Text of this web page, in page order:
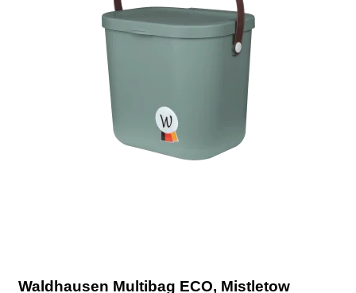
Waldhausen Multibag ECO, Mistletow